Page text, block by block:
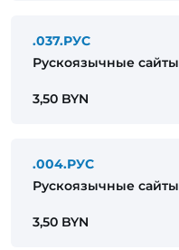
.037.РУС
Рускоязычные сайты
3,50 BYN
.004.РУС
Рускоязычные сайты
3,50 BYN